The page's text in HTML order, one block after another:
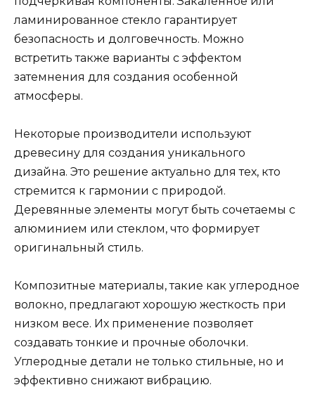
ламинированное стекло гарантирует
безопасность и долговечность. Можно
встретить также варианты с эффектом
затемнения для создания особенной
атмосферы.
Некоторые производители используют
древесину для создания уникального
дизайна. Это решение актуально для тех, кто
стремится к гармонии с природой.
Деревянные элементы могут быть сочетаемы с
алюминием или стеклом, что формирует
оригинальный стиль.
Композитные материалы, такие как углеродное
волокно, предлагают хорошую жесткость при
низком весе. Их применение позволяет
создавать тонкие и прочные оболочки.
Углеродные детали не только стильные, но и
эффективно снижают вибрацию.